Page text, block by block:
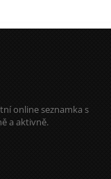
online seznamka s
a aktivně.